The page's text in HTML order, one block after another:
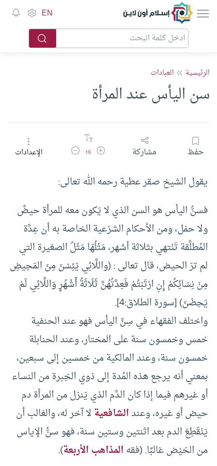
إسلام أون لاين EN
الرئيسية العبادات
سن اليأس عند المرأة
حفظ مشاركة زيادة حجم الخط
16 تقليل حجم الخطالإعدادات
يقول الشيخ صقر عطية رحمه الله تعالى:
فسنُّ اليأس هو السن الذي لا يَكون معه للمرأة حيضٌ
ولا حمْل، ومن الأحكام الشرْعية الخاصة به أن عِدَّة
المُطلَّقة تَنْتهي بثلاثة أشهر، مَثَلُهَا مَثَلُ الصغيرة التي
لم ترَ الحيض، قال تعالى : (واللَّائِي يَئِسْنَ مِنَ المَحِيضِ
مِنْ نِسَائِكُمْ إِنِ ارْتَبْتُمْ فَعِدَّتُهُنَّ ثَلَاثَةُ أَشْهُرٍ وَاللَّائِي لَمْ
يَحِضْنَ) [سورة الطلاق:4].
واختلف الفقهاء في سِنِّ اليأس فهو عند الحنفية
خمس وخمسون سنة على المختار، وعند الحنابلة
خمسون سنة، وعند المالكية من خمسين إلى سبعين،
بمعني أنه يرجع هذه المُدة إلى ذوي الخِبرة من النساء
أو غيرهم فيما إذا كان الدَّم الذي يَنزل من المرأة دم
حيض أو غيره، وعندالشافعيةلا آخر له، والغالب أن
يَنْقَطِعَ الدم بعد اثنتين وستين سنة، فهو سنُّ الإياس
من الحَيْض غالبًا. (فقهالمذاهب الأربعة).